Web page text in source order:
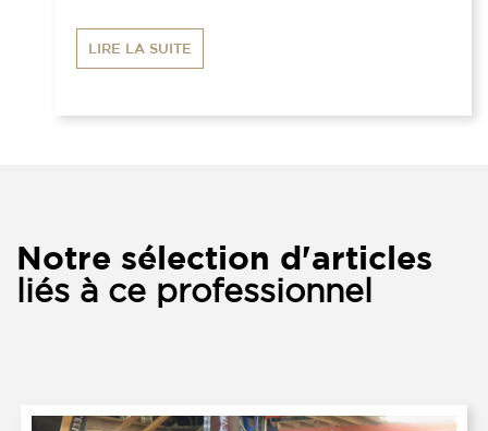
LIRE LA SUITE
Notre sélection d'articles
liés à ce professionnel